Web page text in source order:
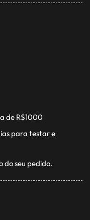
de R$1000
para testar e
do seu pedido.